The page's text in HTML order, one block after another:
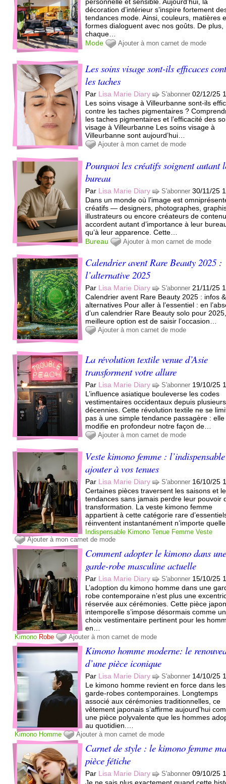
décoration d’intérieur s’inspire fortement
tendances mode. Ainsi, couleurs, matières
formes dialoguent avec nos goûts. De plus,
chaque…
Mode
Ajouter à mon carnet de mode
Les soins visage sont-ils efficaces
les taches
Par Lisa Marie Diary S'abonner 02/12/25
Les soins visage à Villeurbanne sont-ils
contre les taches pigmentaires ?
les taches pigmentaires et l’efficacité des
visage à Villeurbanne Les soins visage à
Villeurbanne sont aujourd’hui…
Ajouter à mon carnet de mode
Pourquoi les créatifs soignent autant
bureau
Par Lisa Marie Diary S'abonner 30/11/25
Dans un monde où l’image est
créatifs — designers, photographes,
illustrateurs ou encore créateurs de
accordent autant d’importance à leur
qu’à leur apparence. Cette…
Bureau
Ajouter à mon carnet de mode
Calendrier avent Rare Beauty 2025 :
l’alternative 2025
Par Lisa Marie Diary S'abonner 21/11/25
Calendrier avent Rare Beauty 2025 : infos &
alternatives Pour aller à l’essentiel : en
d’un calendrier Rare Beauty solo pour
meilleure option est de saisir l’occasion…
Ajouter à mon carnet de mode
La révolution textile venue d’Asie
transforment votre allure
Par Lisa Marie Diary S'abonner 19/10/25
L’influence asiatique bouleverse les codes
vestimentaires occidentaux depuis plusieurs
décennies. Cette révolution textile ne se
pas à une simple tendance passagère : elle
modifie en profondeur notre façon de…
Ajouter à mon carnet de mode
Veste kimono femme :
ajouter à vos tenues
Par Lisa Marie Diary S'abonner 16/10/25
Certaines pièces traversent les saisons et
tendances sans jamais perdre leur pouvoir
transformation. La veste kimono femme
appartient à cette catégorie rare
réinventent instantanément n’importe
Indispensable Kimono Tenue Femme Veste
Ajouter à mon carnet de mode
Comment adopter le kimono dans
garde-robe masculine actuelle
Par Lisa Marie Diary S'abonner 15/10/25
L’adoption du kimono homme dans une
robe contemporaine n’est plus une
réservée aux cérémonies. Cette pièce
intemporelle s’impose désormais comme un
choix vestimentaire pertinent pour les
en…
Kimono Robe Ajouter à mon carnet de mode
Kimono homme moderne: le
d’une pièce iconique
Par Lisa Marie Diary S'abonner 14/10/25
Le kimono homme revient en force dans les
garde-robes contemporaines. Longtemps
associé aux cérémonies traditionnelles, ce
vêtement japonais s’affirme aujourd’hui
une pièce polyvalente que les hommes
au quotidien.…
Kimono Homme Ajouter à mon carnet de mode
Carnet de style : le kimono femme
pièce fétiche
Par Lisa Marie Diary S'abonner 09/10/25
Je ne sais plus exactement quand cette